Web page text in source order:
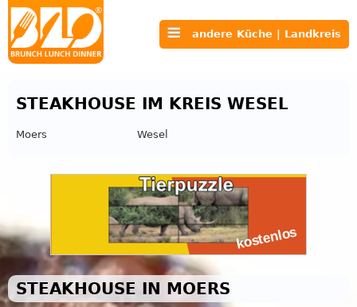
andere Küche | Landkreis
STEAKHOUSE IM KREIS WESEL
Moers Wesel
STEAKHOUSE IN MOERS